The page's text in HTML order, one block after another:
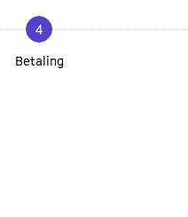
4
Betaling